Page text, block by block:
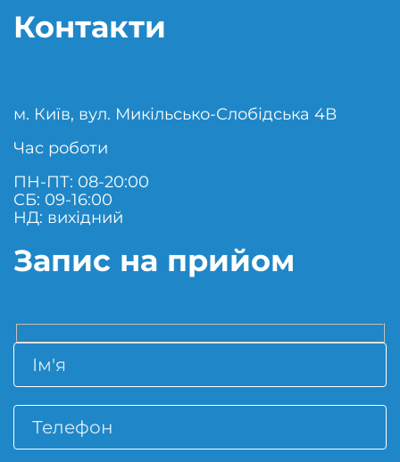
Контакти
м. Київ, вул. Микільсько-Слобідська 4В
Час роботи
ПН-ПТ: 08-20:00
СБ: 09-16:00
НД: вихідний
Запис на прийом